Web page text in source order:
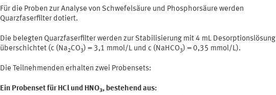
Für die Proben zur Analyse von Schwefelsäure und Phosphorsäure werden
Quarzfaserfilter dotiert.
Die belegten Quarzfaserfilter werden zur Stabilisierung mit 4 mL Desorptionslösung
überschichtet (c (Na2CO3) = 3,1 mmol/L und c (NaHCO3) = 0,35 mmol/L).
Die Teilnehmenden erhalten zwei Probensets:
Ein Probenset für HCl und HNO3, bestehend aus: